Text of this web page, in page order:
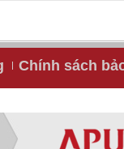
Chính sách